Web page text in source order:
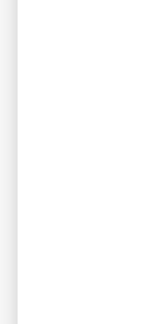
courte
Ne pas
ni la
fièvre, 5
La
Mode et
Avaler le
grand